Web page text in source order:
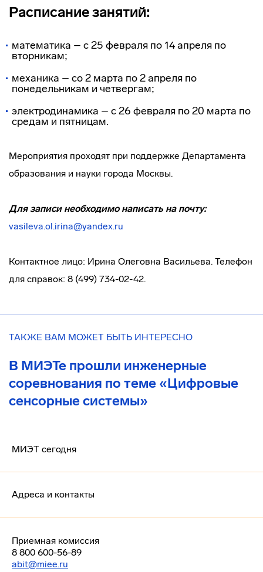
Расписание занятий:
математика – с 25 февраля по 14 апреля по
вторникам;
механика – со 2 марта по 2 апреля по
понедельникам и четвергам;
электродинамика – с 26 февраля по 20 марта по
средам и пятницам.
Мероприятия проходят при поддержке Департамента
образования и науки города Москвы.
Для записи необходимо написать на почту:
vasileva.ol.irina@yandex.ru
Контактное лицо: Ирина Олеговна Васильева. Телефон
для справок: 8 (499) 734-02-42.
ТАКЖЕ ВАМ МОЖЕТ БЫТЬ ИНТЕРЕСНО
В МИЭТе прошли инженерные
соревнования по теме «Цифровые
сенсорные системы»
МИЭТ сегодня
Адреса и контакты
Приемная комиссия
8 800 600-56-89
abit@miee.ru